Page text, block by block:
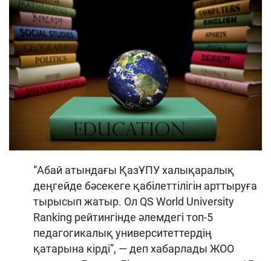
“Абай атындағы ҚазҰПУ халықаралық
деңгейде бәсекеге қабілеттілігін арттыруға
тырысып жатыр. Ол QS World University
Ranking рейтингінде әлемдегі топ-5
педагогикалық университеттердің
қатарына кірді”, — деп хабарлады ЖОО